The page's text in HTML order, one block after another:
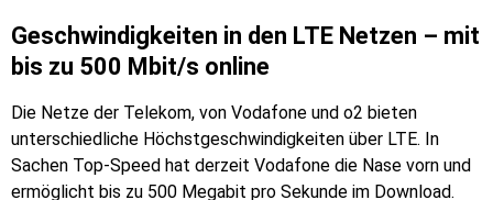
Geschwindigkeiten in den LTE Netzen – mit
bis zu 500 Mbit/s online
Die Netze der Telekom, von Vodafone und o2 bieten
unterschiedliche Höchstgeschwindigkeiten über LTE. In
Sachen Top-Speed hat derzeit Vodafone die Nase vorn und
ermöglicht bis zu 500 Megabit pro Sekunde im Download.